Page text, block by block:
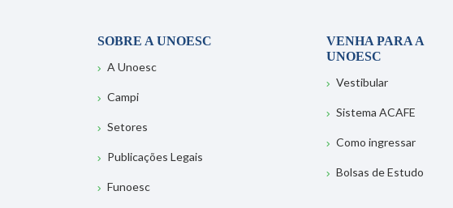
SOBRE A UNOESC
A Unoesc
Campi
Setores
Publicações Legais
Funoesc
VENHA PARA A
UNOESC
Vestibular
Sistema ACAFE
Como ingressar
Bolsas de Estudo